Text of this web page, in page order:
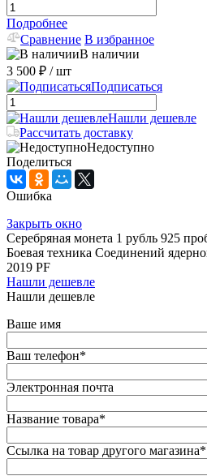
Подробнее
Сравнение В избранное
В наличии
3 500 ₽ / шт
Подписаться
Нашли дешевле
Рассчитать доставку
Недоступно
Поделиться
Ошибка
Закрыть окно
Серебряная монета 1 рубль 925
Боевая техника Соединений
2019 PF
Нашли дешевле
Нашли дешевле
Ваше имя
Ваш телефон*
Электронная почта
Название товара*
Ссылка на товар другого магазина*